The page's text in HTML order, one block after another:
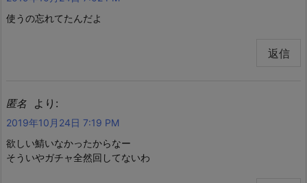
使うの忘れてたんだよ
返信
匿名 より:
2019年10月24日 7:19 PM
欲しい鯖いなかったからなー
そういやガチャ全然回してないわ